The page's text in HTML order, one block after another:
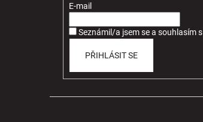
E-mail
Seznámil/a jsem se a souhlasíms
PŘIHLÁSIT SE